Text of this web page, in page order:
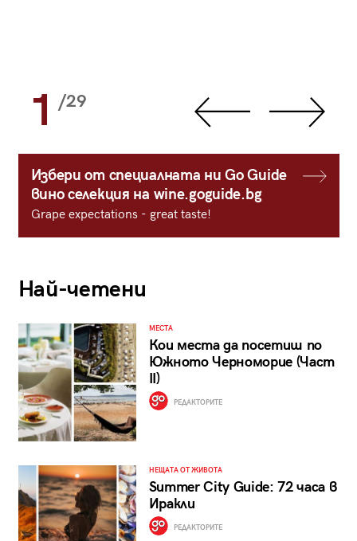
1 /29
Избери от специалната ни Go Guide
вино селекция на wine.goguide.bg
Grape expectations - great taste!
Най-четени
МЕСТА
Кои места да посетиш по
Южното Черноморие (Част
II)
РЕДАКТОРИТЕ
НЕЩАТА ОТ ЖИВОТА
Summer City Guide: 72 часа в
Иракли
РЕДАКТОРИТЕ